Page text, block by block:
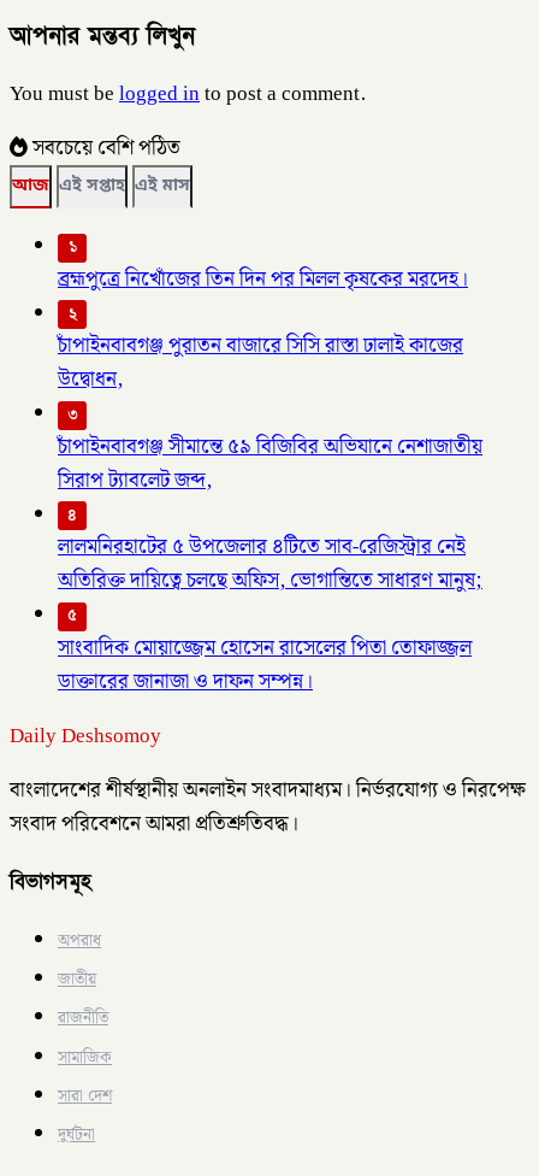
আপনার মন্তব্য লিখুন
You must belogged into post a comment.
সবচেয়ে বেশি পঠিত
আজ এই সপ্তাহ এই মাস
১
ব্রহ্মপুত্রে নিখোঁজের তিন দিন পর মিলল কৃষকের মরদেহ।
২
চাঁপাইনবাবগঞ্জ পুরাতন বাজারে সিসি রাস্তা ঢালাই কাজের
উদ্বোধন,
৩
চাঁপাইনবাবগঞ্জ সীমান্তে ৫৯ বিজিবির অভিযানে নেশাজাতীয়
সিরাপ ট্যাবলেট জব্দ,
৪
লালমনিরহাটের ৫ উপজেলার ৪টিতে সাব-রেজিস্ট্রার নেই
অতিরিক্ত দায়িত্বে চলছে অফিস, ভোগান্তিতে সাধারণ মানুষ;
৫
সাংবাদিক মোয়াজ্জেম হোসেন রাসেলের পিতা তোফাজ্জল
ডাক্তারের জানাজা ও দাফন সম্পন্ন।
Daily Deshsomoy
বাংলাদেশের শীর্ষস্থানীয় অনলাইন সংবাদমাধ্যম। নির্ভরযোগ্য ও নিরপেক্ষ
সংবাদ পরিবেশনে আমরা প্রতিশ্রুতিবদ্ধ।
বিভাগসমূহ
অপরাধ
জাতীয়
রাজনীতি
সামাজিক
সারা দেশ
দুর্ঘটনা